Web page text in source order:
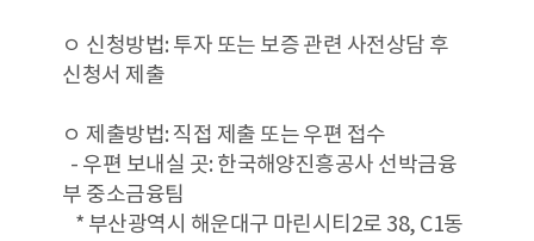
ㅇ 신청방법: 투자 또는 보증 관련 사전상담 후
신청서 제출
ㅇ 제출방법: 직접 제출 또는 우편 접수
- 우편 보내실 곳: 한국해양진흥공사 선박금융
부 중소금융팀
* 부산광역시 해운대구 마린시티2로 38, C1동